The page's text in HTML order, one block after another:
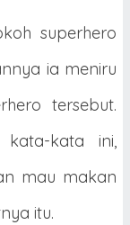
superhero
ia meniru
tersebut.
kata ini,
mau makan
itu.